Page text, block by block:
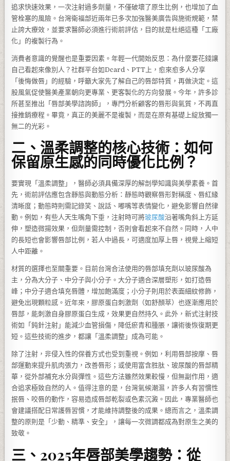
追求快速效果，一次注射過多劑量，不僅破壞了原生比例，也增加了血
管栓塞的風險。台灣衛福部近兩年已多次加強醫美廣告與施術規範，禁
止誇大療效，並要求醫師必須進行術前評估，目的就是杜絕這種「工廠
化」的複製行為。
消費者意識的覺醒也是重要因素。年輕一代開始反思：為什麼要花錢讓
自己看起來像別人？社群平台如Dcard、PTT上，愈來愈多人分享
「後悔做唇」的經驗，呼籲大家先了解自己的唇部特質，再做決定。這
股風氣促使醫美產業朝向更專業、更客製化的方向發展。今年，許多診
所甚至推出「唇部美學諮詢師」，專門分析顧客的唇形與氣質，不再直
接推銷療程。畢竟，真正的美麗不是複製，而是在原有基礎上綻放獨一
無二的光彩。
二、溫柔調整的核心技術：如何
保留原生感的同時優化比例？
要實現「溫柔調整」，醫師必須具備深厚的解剖學知識與美學素養。首
先，術前評估應包含靜態與動態分析：靜態時觀察唇形對稱度、唇紅緣
清晰度；動態時則需記錄笑、說話、嘟嘴等表情變化，避免影響自然律
動。例如，有些人天生嘴角下垂，注射時可將玻尿酸沿著嘴角斜上方延
伸，塑造微揚效果，但劑量需控制，否則會看起來不自然。同時，人中
的長短也會影響唇部比例，若人中過長，可適度加厚上唇，視覺上縮短
人中距離。
材質的選擇也至關重要。目前台灣合法使用的唇部填充劑以玻尿酸為
主，分為大分子、中分子與小分子。大分子適合深層塑形，如打造唇
峰；中分子適合填充唇體，增加飽滿度；小分子則用於表面細紋修飾，
避免出現顆粒感。近年來，膠原蛋白刺激劑（如舒顏萃）也逐漸應用於
唇部，能刺激自身膠原蛋白生成，效果更自然持久。此外，新式注射技
術如「鈍針注射」能減少血管損傷，降低瘀青和腫脹，讓術後恢復期更
短。這些技術的進步，都讓「溫柔調整」成為可能。
除了注射，非侵入性的保養方式也受到重視。例如，利用唇部按摩、唇
部運動來提升肌肉張力，改善唇形；或使用富含胜肽、玻尿酸的唇部精
華，從外部補充水分與彈性。這些方法雖然效果較慢，但無副作用，適
合追求極致自然的人。值得注意的是，台灣氣候潮濕，許多人有習慣性
抿唇、咬唇的動作，容易造成唇部乾裂或色素沉澱。因此，專業醫師也
會建議搭配日常護唇習慣，才能維持調整後的成果。總而言之，溫柔調
整的原則是「少動、精準、安全」，讓每一次微調都成為對原生之美的
致敬。
三、2025年唇部美學趨勢：從